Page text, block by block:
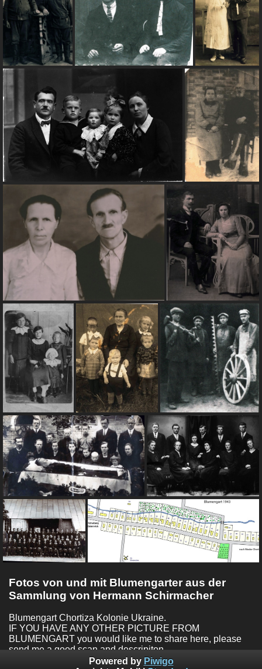
Fotos von und mit Blumengarter aus der
Sammlung von Hermann Schirmacher
Blumengart Chortiza Kolonie Ukraine.
IF YOU HAVE ANY OTHER PICTURE FROM
BLUMENGART you would like me to share here, please
send me a good scan and descripiton.
WENN DU WEITERE BILDER VON BLUMENGART hast
Powered by Piwigo